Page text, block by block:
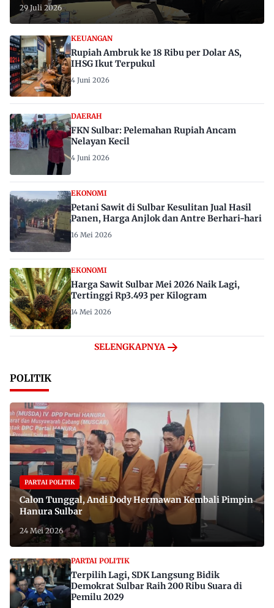
29 Juli 2026
KEUANGAN
Rupiah Ambruk ke 18 Ribu per Dolar AS,
IHSG Ikut Terpukul
4 Juni 2026
DAERAH
FKN Sulbar: Pelemahan Rupiah Ancam
Nelayan Kecil
4 Juni 2026
EKONOMI
Petani Sawit di Sulbar Kesulitan Jual Hasil
Panen, Harga Anjlok dan Antre Berhari-hari
16 Mei 2026
EKONOMI
Harga Sawit Sulbar Mei 2026 Naik Lagi,
Tertinggi Rp3.493 per Kilogram
14 Mei 2026
SELENGKAPNYA
POLITIK
PARTAI POLITIK
Calon Tunggal, Andi Dody Hermawan Kembali Pimpin
Hanura Sulbar
24 Mei 2026
PARTAI POLITIK
Terpilih Lagi, SDK Langsung Bidik
Demokrat Sulbar Raih 200 Ribu Suara di
Pemilu 2029